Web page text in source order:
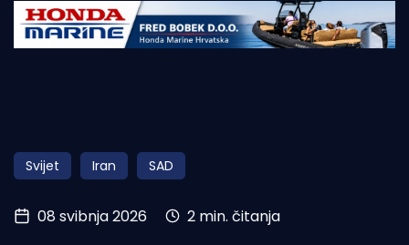
Početna
Obala
Otoci
Turizam i nautika
Svijet Iran SAD
08 svibnja 2026 2 min. čitanja